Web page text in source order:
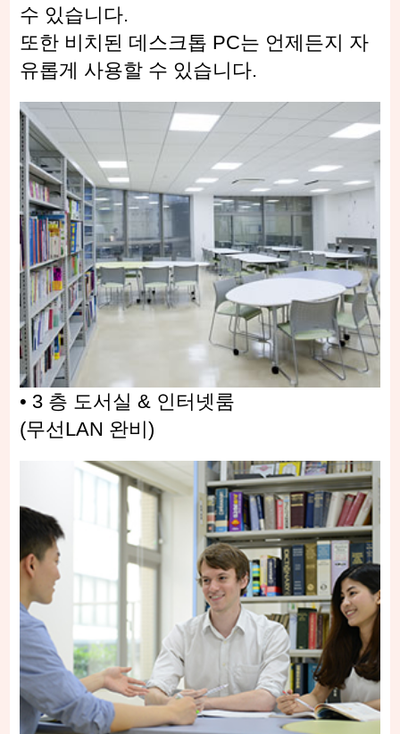
수 있습니다.
또한 비치된 데스크톱 PC는 언제든지 자
유롭게 사용할 수 있습니다.
• 3 층 도서실 & 인터넷룸
(무선LAN 완비)